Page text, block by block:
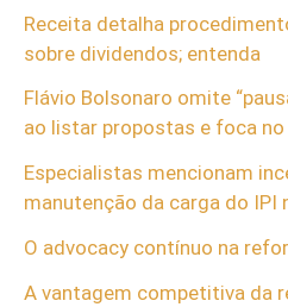
Receita detalha
sobre dividendos; entenda
Flávio Bolsonaro omite
ao listar propostas e foca
Especialistas mencionam
manutenção da carga do IPI
O advocacy contínuo na
A vantagem competitiva da